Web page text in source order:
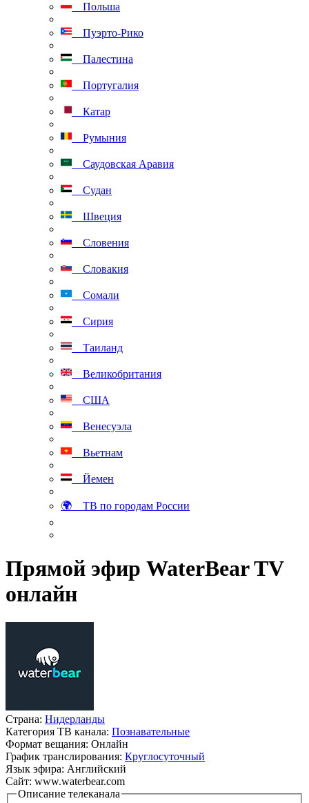
Польша
Пуэрто-Рико
Палестина
Португалия
Катар
Румыния
Саудовская Аравия
Судан
Швеция
Словения
Словакия
Сомали
Сирия
Таиланд
Великобритания
США
Венесуэла
Вьетнам
Йемен
🌍 ТВ по городам России
Прямой эфир WaterBear TV
онлайн
Страна: Нидерланды
Категория ТВ канала: Познавательные
Формат вещания: Онлайн
График транслирования: Круглосуточный
Язык эфира: Английский
Сайт: www.waterbear.com
Описание телеканала